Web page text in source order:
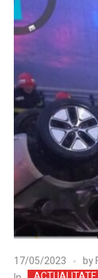
17/05/2023 by